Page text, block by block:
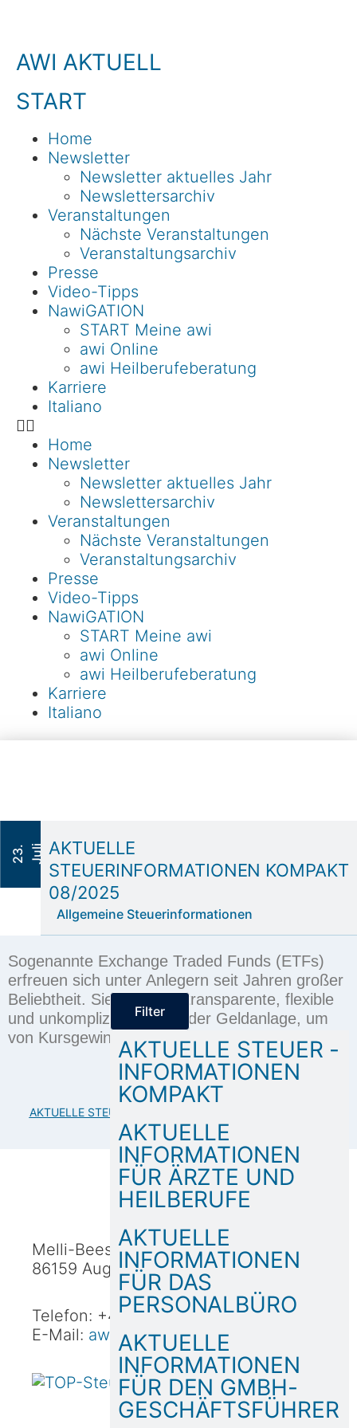
AWI AKTUELL
START
Home
Newsletter
Newsletter aktuelles Jahr
Newslettersarchiv
Veranstaltungen
Nächste Veranstaltungen
Veranstaltungsarchiv
Presse
Video-Tipps
NawiGATION
START Meine awi
awi Online
awi Heilberufeberatung
Karriere
Italiano
Home
Newsletter
Newsletter aktuelles Jahr
Newslettersarchiv
Veranstaltungen
Nächste Veranstaltungen
Veranstaltungsarchiv
Presse
Video-Tipps
NawiGATION
START Meine awi
awi Online
awi Heilberufeberatung
Karriere
Italiano
2
3
.
J
u
l
i
2
0
2 5
AKTUELLE
STEUERINFORMATIONEN KOMPAKT
08/2025
Allgemeine Steuerinformationen
Sogenannte Exchange Traded Funds (ETFs)
erfreuen sich unter Anlegern seit Jahren großer
Beliebtheit. Sie sind eine transparente, flexible
und unkomplizierte Form der Geldanlage, um
von Kursgewinnen an der Börse zu profitieren.
AKTUELLE STEUERINFORMATIONEN KOMPAKT 08/2025
Filter
AKTUELLE STEUER -
INFORMATIONEN
KOMPAKT
AKTUELLE
INFORMATIONEN
FÜR ÄRZTE UND
HEILBERUFE
AKTUELLE
INFORMATIONEN
FÜR DAS
PERSONALBÜRO
AKTUELLE
INFORMATIONEN
FÜR DEN GMBH-
GESCHÄFTSFÜHRER
Melli-Beese-Straße 3b
86159 Augsburg
Telefon: +49 (821) 90 64 30
E-Mail: awi@awi-treuhand.de